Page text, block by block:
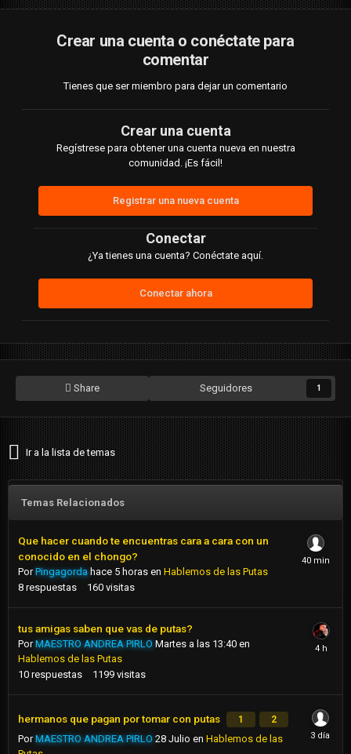
Crear una cuenta o conéctate para
comentar
Tienes que ser miembro para dejar un comentario
Crear una cuenta
Regístrese para obtener una cuenta nueva en nuestra
comunidad. ¡Es fácil!
Registrar una nueva cuenta
Conectar
¿Ya tienes una cuenta? Conéctate aquí.
Conectar ahora
Share Seguidores 1
Ir a la lista de temas
Temas Relacionados
Que hacer cuando te encuentras cara a cara con un
conocido en el chongo?
PorPingagorda hace 5 horas en Hablemos de las Putas
8 respuestas 160 visitas
tus amigas saben que vas de putas?
PorMAESTRO ANDREA PIRLO Martes a las 13:40 en
Hablemos de las Putas
10 respuestas 1199 visitas
hermanos que pagan por tomar con putas 1 2
PorMAESTRO ANDREA PIRLO 28 Julio en Hablemos de las